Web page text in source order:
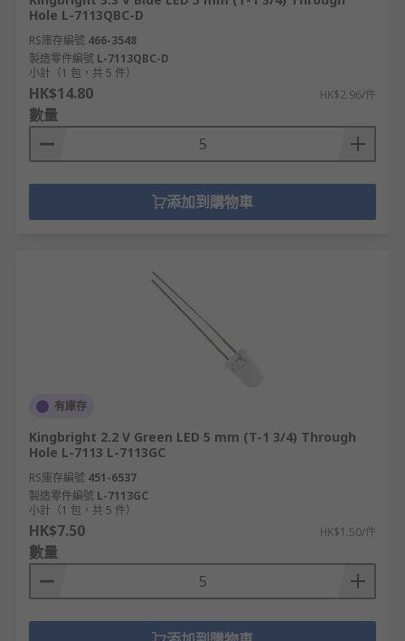
Hole L-7113QBC-D
RS庫存編號 466-3548
製造零件編號 L-7113QBC-D
小計（1 包，共 5 件）
HK$14.80 HK$2.96/件
數量
添加到購物車
有庫存
Kingbright 2.2 V Green LED 5 mm (T-1 3/4) Through
Hole L-7113 L-7113GC
RS庫存編號 451-6537
製造零件編號 L-7113GC
小計（1 包，共 5 件）
HK$7.50 HK$1.50/件
數量